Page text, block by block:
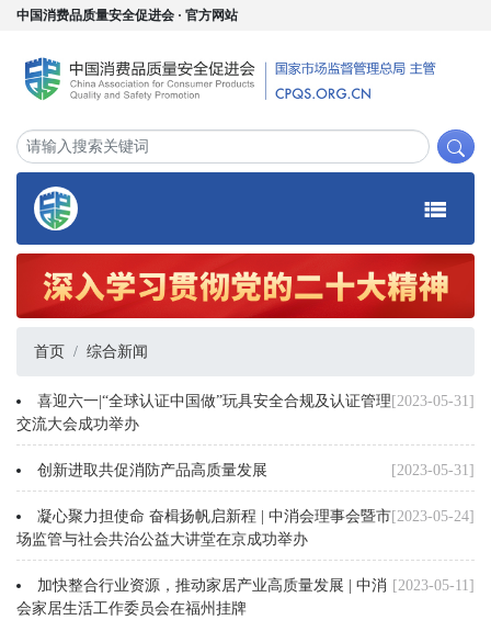
中国消费品质量安全促进会 · 官方网站
首页 综合新闻
[2023-05-31]
喜迎六一|“全球认证中国做”玩具安全合规及认证管理
交流大会成功举办
[2023-05-31]
创新进取共促消防产品高质量发展
[2023-05-24]
凝心聚力担使命 奋楫扬帆启新程 | 中消会理事会暨市
场监管与社会共治公益大讲堂在京成功举办
[2023-05-11]
加快整合行业资源，推动家居产业高质量发展 | 中消
会家居生活工作委员会在福州挂牌